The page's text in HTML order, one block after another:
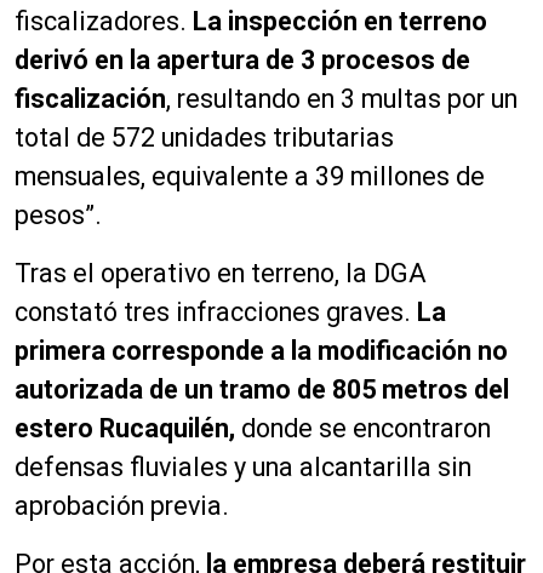
fiscalizadores. La inspección en terreno
derivó en la apertura de 3 procesos de
fiscalización, resultando en 3 multas por un
total de 572 unidades tributarias
mensuales, equivalente a 39 millones de
pesos”.
Tras el operativo en terreno, la DGA
constató tres infracciones graves. La
primera corresponde a la modificación no
autorizada de un tramo de 805 metros del
estero Rucaquilén, donde se encontraron
defensas fluviales y una alcantarilla sin
aprobación previa.
Por esta acción, la empresa deberá restituir